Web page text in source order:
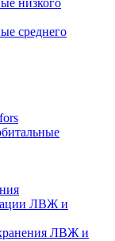
низкого
среднего
ЛВЖ и
ЛВЖ и